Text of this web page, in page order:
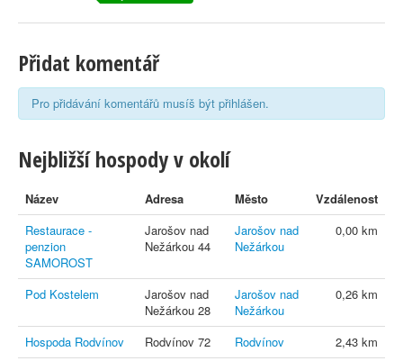
Přidat komentář
Pro přidávání komentářů musíš být přihlášen.
Nejbližší hospody v okolí
Název Adresa Město
Vzdálenost
Restaurace -
penzion
SAMOROST
Jarošov nad
Nežárkou 44
Jarošov nad
Nežárkou
0,00 km
Pod Kostelem
Jarošov nad
Nežárkou 28
Jarošov nad
Nežárkou
0,26 km
Hospoda Rodvínov Rodvínov 72 Rodvínov
2,43 km